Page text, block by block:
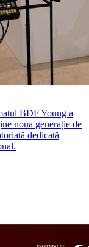
BDF Young a
noua generație de
dedicată